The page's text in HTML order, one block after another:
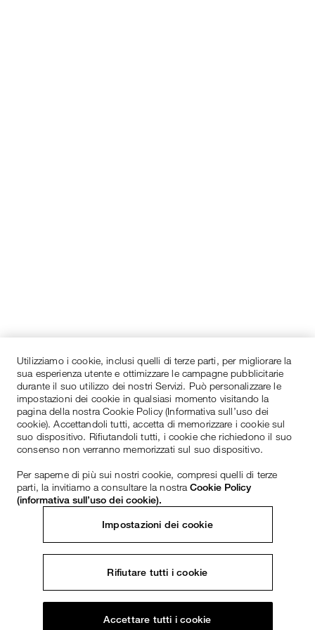
Utilizziamo i cookie, inclusi quelli di terze parti, per migliorare la
sua esperienza utente e ottimizzare le campagne pubblicitarie
durante il suo utilizzo dei nostri Servizi. Può personalizzare le
impostazioni dei cookie in qualsiasi momento visitando la
pagina della nostra Cookie Policy (Informativa sull’uso dei
cookie). Accettandoli tutti, accetta di memorizzare i cookie sul
suo dispositivo. Rifiutandoli tutti, i cookie che richiedono il suo
consenso non verranno memorizzati sul suo dispositivo.
Per saperne di più sui nostri cookie, compresi quelli di terze
parti, la invitiamo a consultare la nostraCookie Policy
(informativa sull’uso dei cookie).
Impostazioni dei cookie
Rifiutare tutti i cookie
Accettare tutti i cookie